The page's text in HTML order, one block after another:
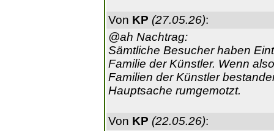
Von KP (27.05.26):
@ah Nachtrag:
Sämtliche Besucher haben
Familie der Künstler. Wenn
Familien der Künstler
Hauptsache rumgemotzt.
Von KP (22.05.26):